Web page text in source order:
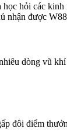
học hỏi các
nhận được
dòng vũ
đôi điểm